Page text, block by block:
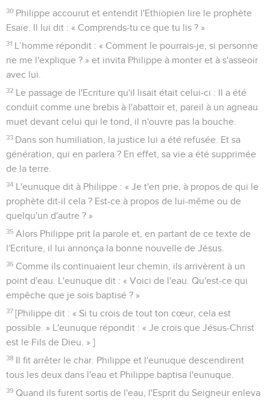
30 Philippe accourut et entendit l'Ethiopien lire le prophète
Esaïe. Il lui dit : « Comprends-tu ce que tu lis ? »
31 L’homme répondit : « Comment le pourrais-je, si personne
ne me l'explique ? » et invita Philippe à monter et à s'asseoir
avec lui.
32 Le passage de l'Ecriture qu'il lisait était celui-ci : Il a été
conduit comme une brebis à l'abattoir et, pareil à un agneau
muet devant celui qui le tond, il n'ouvre pas la bouche.
33 Dans son humiliation, la justice lui a été refusée. Et sa
génération, qui en parlera ? En effet, sa vie a été supprimée
de la terre.
34 L'eunuque dit à Philippe : « Je t'en prie, à propos de qui le
prophète dit-il cela ? Est-ce à propos de lui-même ou de
quelqu'un d'autre ? »
35 Alors Philippe prit la parole et, en partant de ce texte de
l'Ecriture, il lui annonça la bonne nouvelle de Jésus.
36 Comme ils continuaient leur chemin, ils arrivèrent à un
point d'eau. L'eunuque dit : « Voici de l'eau. Qu'est-ce qui
empêche que je sois baptisé ? »
37 [Philippe dit : « Si tu crois de tout ton cœur, cela est
possible. » L'eunuque répondit : « Je crois que Jésus-Christ
est le Fils de Dieu. » ]
38 Il fit arrêter le char. Philippe et l'eunuque descendirent
tous les deux dans l'eau et Philippe baptisa l'eunuque.
39 Quand ils furent sortis de l'eau, l'Esprit du Seigneur enleva